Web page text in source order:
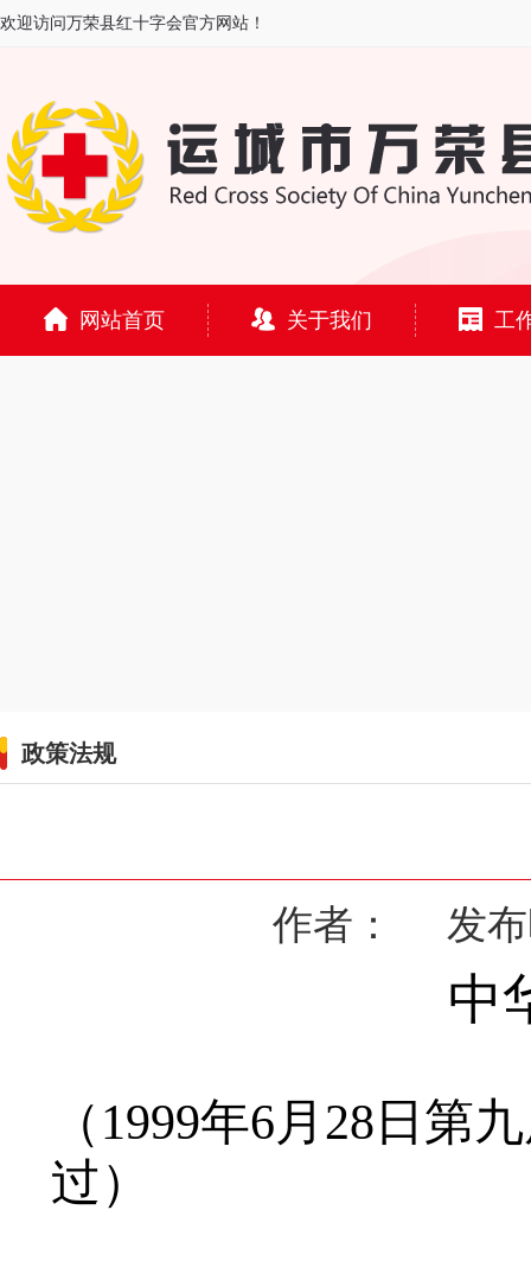
欢迎访问万荣县红十字会官方网站！
网站首页 关于我们 工
政策法规
作者： 发布
中
（1999年6月 28 日第
过）